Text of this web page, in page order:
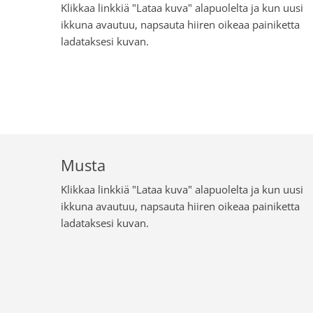
Klikkaa linkkiä "Lataa kuva" alapuolelta ja kun uusi
ikkuna avautuu, napsauta hiiren oikeaa painiketta
ladataksesi kuvan.
Musta
Klikkaa linkkiä "Lataa kuva" alapuolelta ja kun uusi
ikkuna avautuu, napsauta hiiren oikeaa painiketta
ladataksesi kuvan.